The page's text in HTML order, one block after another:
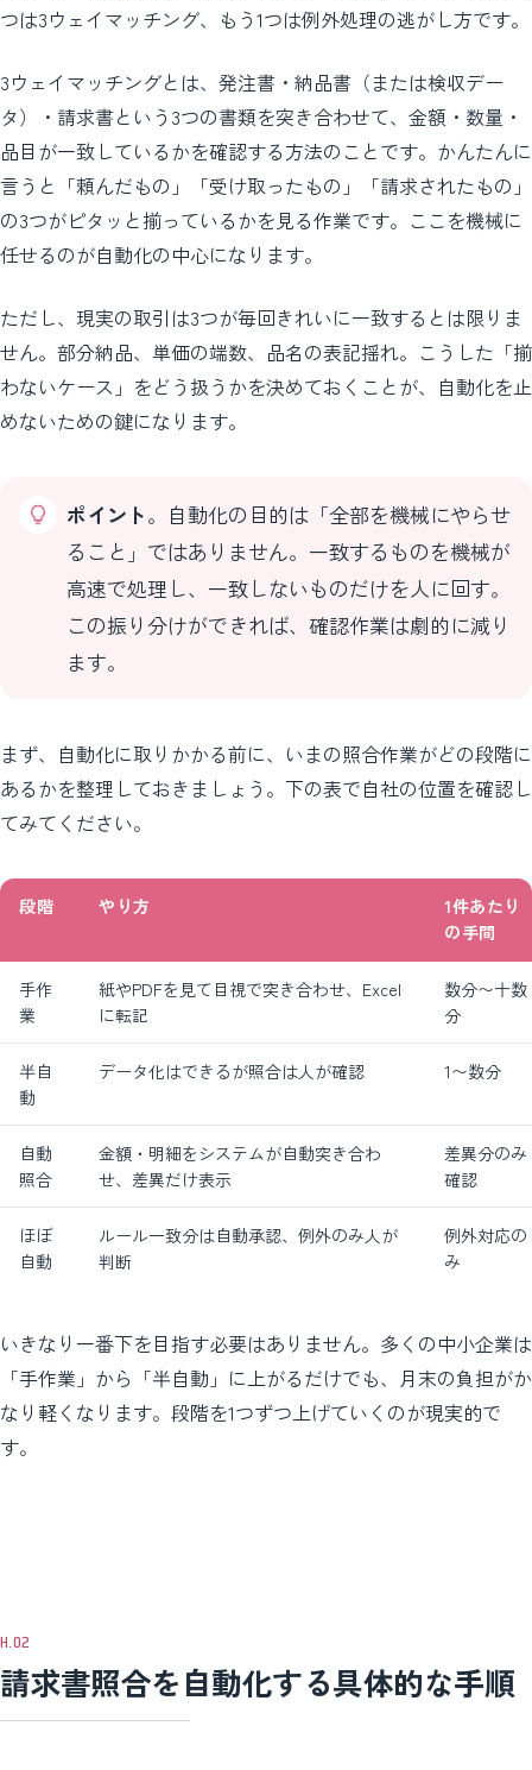
つは3ウェイマッチング、もう1つは例外処理の逃がし方です。
3ウェイマッチングとは、発注書・納品書（または検収デー
タ）・請求書という3つの書類を突き合わせて、金額・数量・
品目が一致しているかを確認する方法のことです。かんたんに
言うと「頼んだもの」「受け取ったもの」「請求されたもの」
の3つがピタッと揃っているかを見る作業です。ここを機械に
任せるのが自動化の中心になります。
ただし、現実の取引は3つが毎回きれいに一致するとは限りま
せん。部分納品、単価の端数、品名の表記揺れ。こうした「揃
わないケース」をどう扱うかを決めておくことが、自動化を止
めないための鍵になります。
ポイント。自動化の目的は「全部を機械にやらせ
ること」ではありません。一致するものを機械が
高速で処理し、一致しないものだけを人に回す。
この振り分けができれば、確認作業は劇的に減り
ます。
まず、自動化に取りかかる前に、いまの照合作業がどの段階に
あるかを整理しておきましょう。下の表で自社の位置を確認し
てみてください。
段階 やり方
1件あたり
の手間
手作
業
紙やPDFを見て目視で突き合わせ、Excel
に転記
数分〜十数
分
半自
動
データ化はできるが照合は人が確認 1〜数分
自動
照合
金額・明細をシステムが自動突き合わ
せ、差異だけ表示
差異分のみ
確認
ほぼ
自動
ルール一致分は自動承認、例外のみ人が
判断
例外対応の
み
いきなり一番下を目指す必要はありません。多くの中小企業は
「手作業」から「半自動」に上がるだけでも、月末の負担がか
なり軽くなります。段階を1つずつ上げていくのが現実的で
す。
請求書照合を自動化する具体的な手順